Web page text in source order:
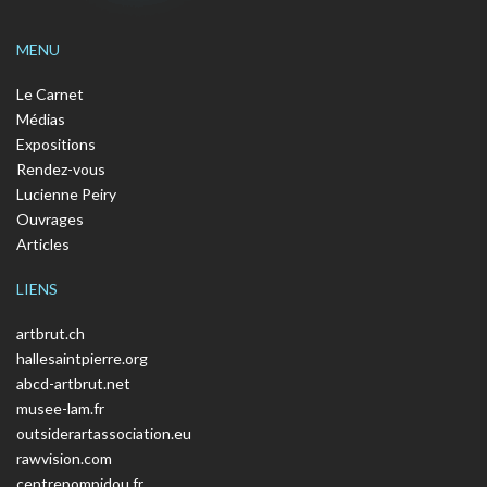
MENU
Le Carnet
Médias
Expositions
Rendez-vous
Lucienne Peiry
Ouvrages
Articles
LIENS
artbrut.ch
hallesaintpierre.org
abcd-artbrut.net
musee-lam.fr
outsiderartassociation.eu
rawvision.com
centrepompidou.fr